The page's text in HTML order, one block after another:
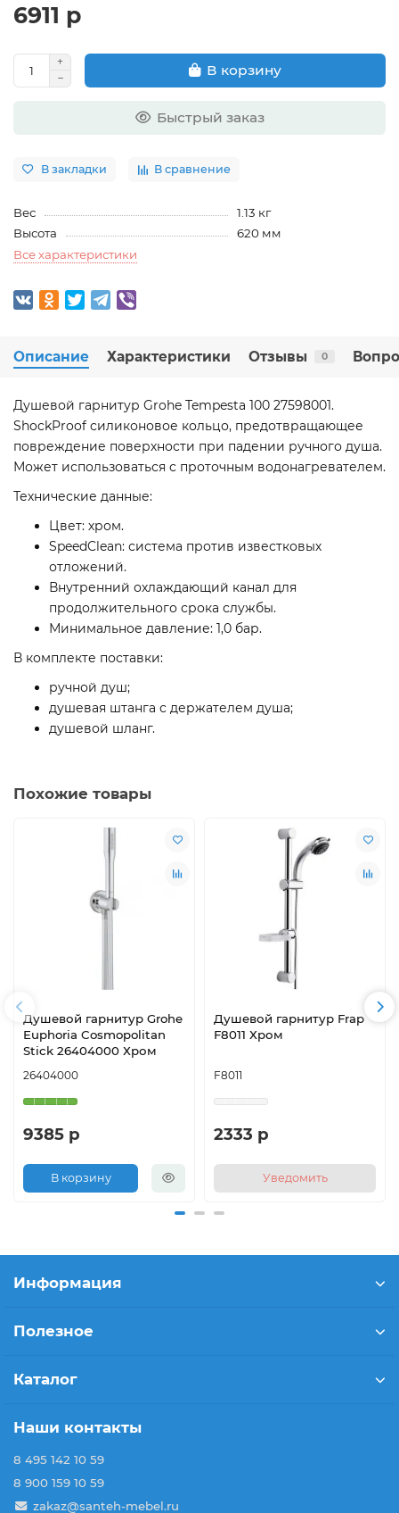
6911 р
В корзину
Быстрый заказ
В закладки В сравнение
Вес
1.13 кг
Высота
620 мм
Все характеристики
Описание Характеристики Отзывы 0
Душевой гарнитур Grohe Tempesta 100 27598001.
ShockProof силиконовое кольцо, предотвращающее
повреждение поверхности при падении ручного душа.
Может использоваться с проточным водонагревателем.
Технические данные:
Цвет: хром.
SpeedClean: система против известковых
отложений.
Внутренний охлаждающий канал для
продолжительного срока службы.
Минимальное давление: 1,0 бар.
В комплекте поставки:
ручной душ;
душевая штанга с держателем душа;
душевой шланг.
Похожие товары
Душевой гарнитур Grohe
Euphoria Cosmopolitan
Stick 26404000 Хром
26404000
9385 р
В корзину
Душевой гарнитур Frap
F8011 Хром
F8011
2333 р
Уведомить
Информация
Полезное
Каталог
Наши контакты
8 495 142 10 59
8 900 159 10 59
zakaz@santeh-mebel.ru